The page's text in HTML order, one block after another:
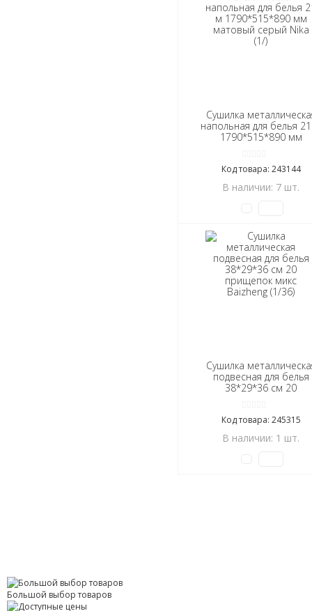
Сушилка
напольная для белья
1790*515*890 мм
Код товара: 243144
В наличии: 7 шт.
Сушилка
подвесная для белья
38*29*36 см 20
Код товара: 245315
В наличии: 1 шт.
Большой выбор товаров